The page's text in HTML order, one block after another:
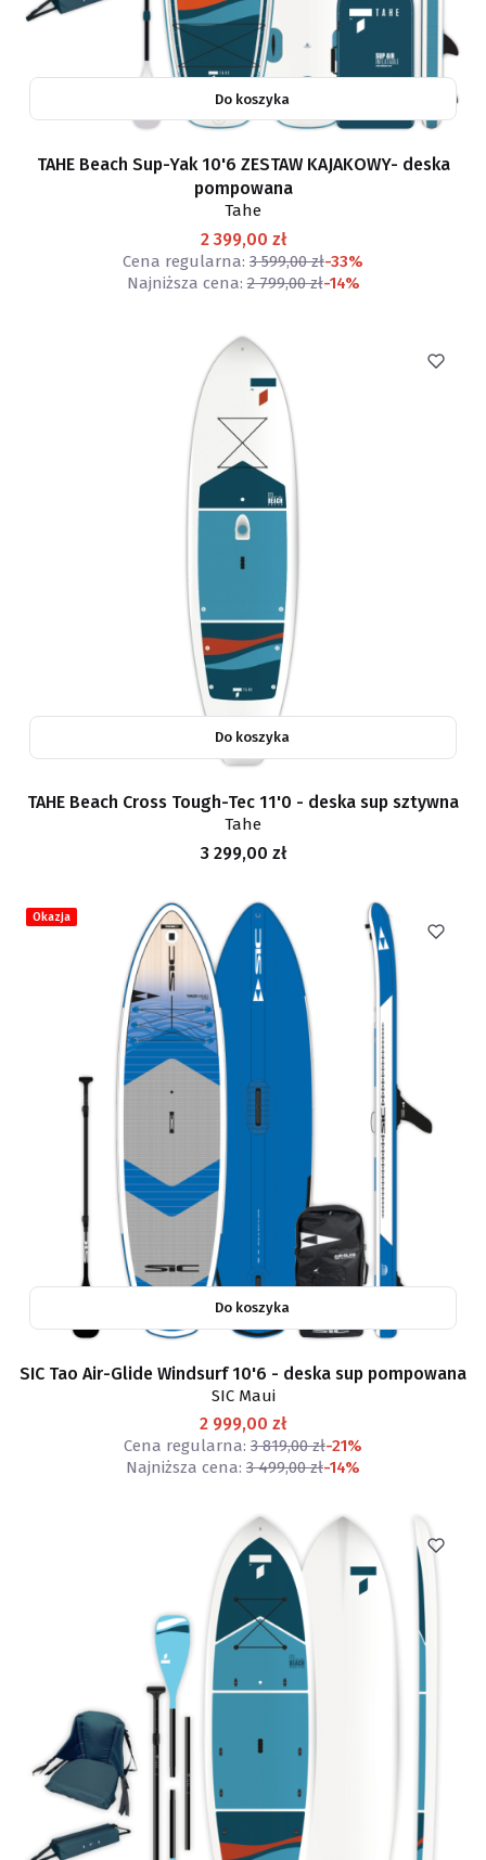
Do koszyka
TAHE Beach Sup-Yak 10'6 ZESTAW KAJAKOWY- deska
pompowana
Tahe
2 399,00 zł
Cena regularna: 3 599,00 zł-33%
Najniższa cena: 2 799,00 zł-14%
Do koszyka
TAHE Beach Cross Tough-Tec 11'0 - deska sup sztywna
Tahe
Cena
3 299,00 zł
Okazja
Do koszyka
SIC Tao Air-Glide Windsurf 10'6 - deska sup pompowana
SIC Maui
2 999,00 zł
Cena regularna: 3 819,00 zł-21%
Najniższa cena: 3 499,00 zł-14%